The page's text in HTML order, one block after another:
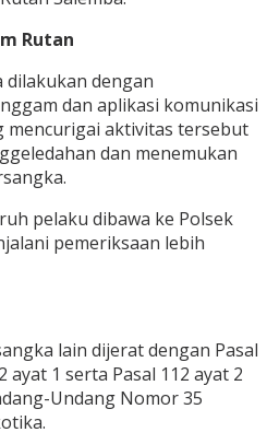
Rutan
dengan
dan aplikasi komunikasi
mencurigai aktivitas tersebut
dan menemukan
pelaku dibawa ke Polsek
pemeriksaan lebih
lain dijerat dengan Pasal
ayat 1 serta Pasal 112 ayat 2
Undang Nomor 35